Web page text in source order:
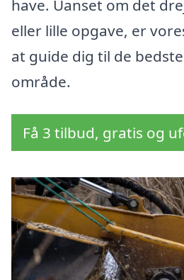
have. Uanset om det
eller lille opgave, er
at guide dig til de
område.
Få 3 tilbud, gratis og